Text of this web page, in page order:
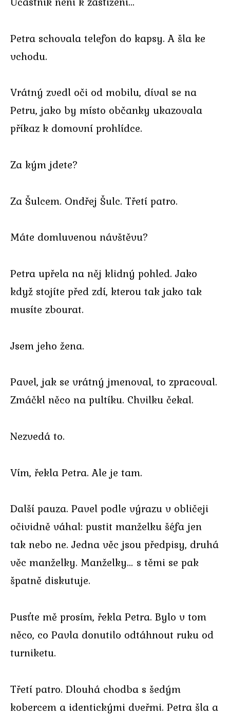
Petra schovala telefon do kapsy. A šla ke
vchodu.
Vrátný zvedl oči od mobilu, díval se na
Petru, jako by místo občanky ukazovala
příkaz k domovní prohlídce.
Za kým jdete?
Za Šulcem. Ondřej Šulc. Třetí patro.
Máte domluvenou návštěvu?
Petra upřela na něj klidný pohled. Jako
když stojíte před zdí, kterou tak jako tak
musíte zbourat.
Jsem jeho žena.
Pavel, jak se vrátný jmenoval, to zpracoval.
Zmáčkl něco na pultíku. Chvilku čekal.
Nezvedá to.
Vím, řekla Petra. Ale je tam.
Další pauza. Pavel podle výrazu v obličeji
očividně váhal: pustit manželku šéfa jen
tak nebo ne. Jedna věc jsou předpisy, druhá
věc manželky. Manželky… s těmi se pak
špatně diskutuje.
Pusťte mě prosím, řekla Petra. Bylo v tom
něco, co Pavla donutilo odtáhnout ruku od
turniketu.
Třetí patro. Dlouhá chodba s šedým
kobercem a identickými dveřmi. Petra šla a